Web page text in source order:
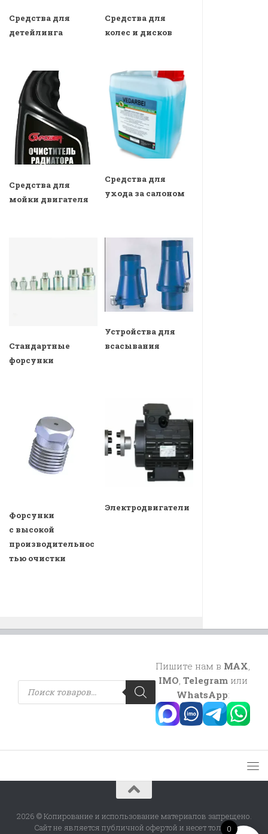
Средства для
детейлинга
Средства для
колес и дисков
Средства для
мойки двигателя
Средства для
ухода за салоном
Стандартные
форсунки
Устройства для
всасывания
Форсунки
с высокой
производительнос
тью очистки
Электродвигатели
Поиск
товаров
Пишите нам в MAX,
IMO, Telegramили
WhatsApp:
2026 © Копирование и использование материалов запрещено.
Сайт не является публичной офертой и несет только
0